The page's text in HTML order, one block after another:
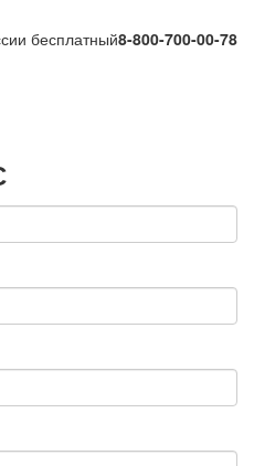
бесплатный8-800-700-00-78